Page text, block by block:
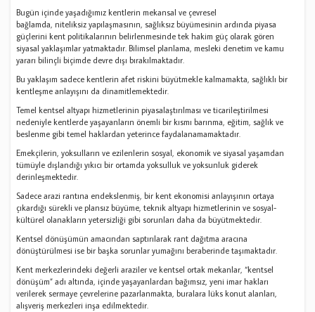
Bugün içinde yaşadığımız kentlerin mekansal ve çevresel
bağlamda, niteliksiz yapılaşmasının, sağlıksız büyümesinin ardında piyasa
güçlerini kent politikalarının belirlenmesinde tek hakim güç olarak gören
siyasal yaklaşımlar yatmaktadır. Bilimsel planlama, mesleki denetim ve kamu
yararı bilinçli biçimde devre dışı bırakılmaktadır.
Bu yaklaşım sadece kentlerin afet riskini büyütmekle kalmamakta, sağlıklı bir
kentleşme anlayışını da dinamitlemektedir.
Temel kentsel altyapı hizmetlerinin piyasalaştırılması ve ticarileştirilmesi
nedeniyle kentlerde yaşayanların önemli bir kısmı barınma, eğitim, sağlık ve
beslenme gibi temel haklardan yeterince faydalanamamaktadır.
Emekçilerin, yoksulların ve ezilenlerin sosyal, ekonomik ve siyasal yaşamdan
tümüyle dışlandığı yıkıcı bir ortamda yoksulluk ve yoksunluk giderek
derinleşmektedir.
Sadece arazi rantına endekslenmiş, bir kent ekonomisi anlayışının ortaya
çıkardığı sürekli ve plansız büyüme, teknik altyapı hizmetlerinin ve sosyal-
kültürel olanakların yetersizliği gibi sorunları daha da büyütmektedir.
Kentsel dönüşümün amacından saptırılarak rant dağıtma aracına
dönüştürülmesi ise bir başka sorunlar yumağını beraberinde taşımaktadır.
Kent merkezlerindeki değerli araziler ve kentsel ortak mekanlar, “kentsel
dönüşüm” adı altında, içinde yaşayanlardan bağımsız, yeni imar hakları
verilerek sermaye çevrelerine pazarlanmakta, buralara lüks konut alanları,
alışveriş merkezleri inşa edilmektedir.